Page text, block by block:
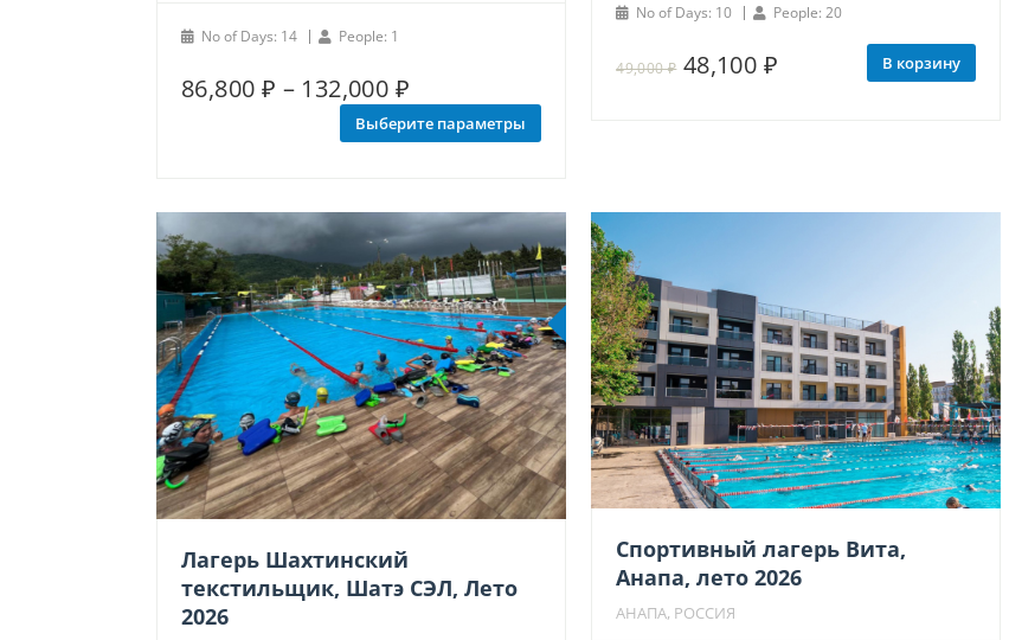
No of Days: 14 People: 1
86,800 ₽ – 132,000 ₽
цен:
86,800 ₽
132,000 ₽
Выберите параметры
товар
имеет
можно
выбрать
на
странице
товара.
No of Days: 10 People: 20
49,000₽ Первоначальная
48,100 ₽ В корзину
Рекомендуем
Лагерь Шахтинский
текстильщик, Шатэ СЭЛ, Лето
2026
Спортивный лагерь Вита,
Анапа, лето 2026
АНАПА, РОССИЯ